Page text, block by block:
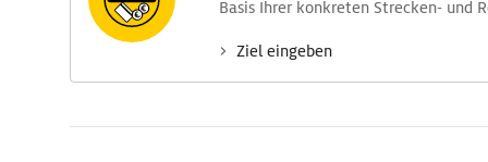
Basis Ihrer konkreten Strecken- und
Ziel eingeben